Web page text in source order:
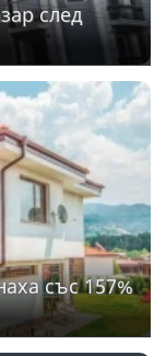
след
със 157%